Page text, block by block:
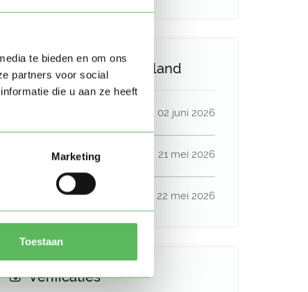
te bieden en om ons
partners voor social
die u aan ze heeft
Marketing
Toestaan
Activiteit op Oppasland
02 juni 2026
Lid sinds 21 mei 2026
Profiel bijgewerkt 22 mei 2026
Verificaties